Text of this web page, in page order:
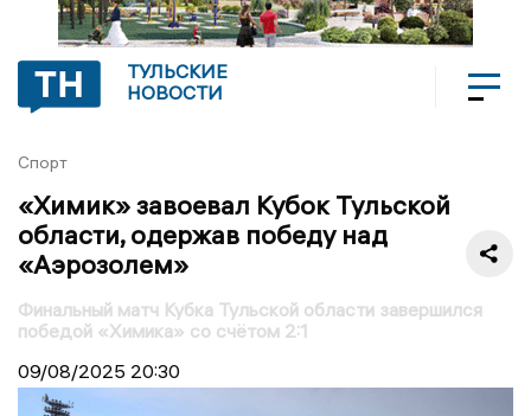
ТУЛЬСКИЕ
НОВОСТИ
Спорт
«Химик» завоевал Кубок Тульской
области, одержав победу над
«Аэрозолем»
Финальный матч Кубка Тульской области завершился
победой «Химика» со счётом 2:1
09/08/2025 20:30